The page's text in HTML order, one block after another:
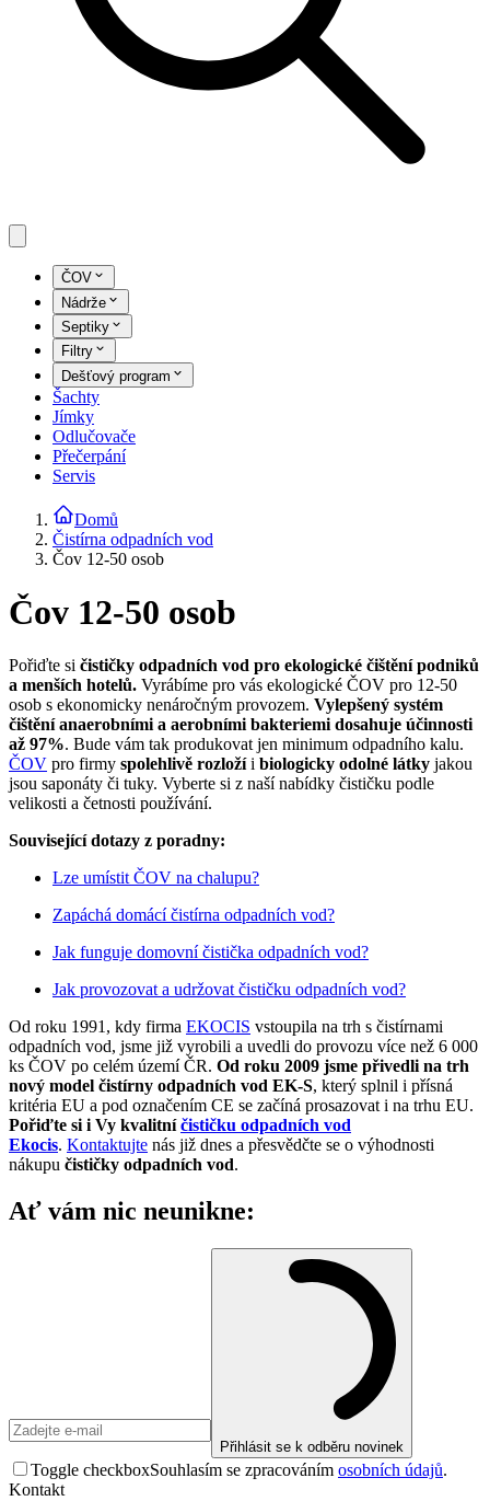
ČOV
Nádrže
Septiky
Filtry
Dešťový program
Šachty
Jímky
Odlučovače
Přečerpání
Servis
Domů
Čistírna odpadních vod
Čov 12-50 osob
Čov 12-50 osob
Pořiďte si čističky odpadních vod pro ekologické čištění podniků
a menších hotelů. Vyrábíme pro vás ekologické ČOV pro 12-50
osob s ekonomicky nenáročným provozem. Vylepšený systém
čištění anaerobními a aerobními bakteriemi dosahuje účinnosti
až 97%. Bude vám tak produkovat jen minimum odpadního kalu.
ČOV pro firmy spolehlivě rozložíi biologicky odolné látky jakou
jsou saponáty či tuky. Vyberte si z naší nabídky čističku podle
velikosti a četnosti používání.
Související dotazy z poradny:
Lze umístit ČOV na chalupu?
Zapáchá domácí čistírna odpadních vod?
Jak funguje domovní čistička odpadních vod?
Jak provozovat a udržovat čističku odpadních vod?
Od roku 1991, kdy firma EKOCIS vstoupila na trh s čistírnami
odpadních vod, jsme již vyrobili a uvedli do provozu více než 6 000
ks ČOV po celém území ČR. Od roku 2009 jsme přivedli na trh
nový model čistírny odpadních vod EK-S, který splnil i přísná
kritéria EU a pod označením CE se začíná prosazovat i na trhu EU.
Pořiďte si i Vy kvalitníčističku odpadních vod
Ekocis. Kontaktujte nás již dnes a přesvědčte se o výhodnosti
nákupu čističky odpadních vod.
Ať vám nic neunikne:
Přihlásit se k odběru novinek
Toggle checkboxSouhlasím se zpracováním osobních údajů.
Kontakt